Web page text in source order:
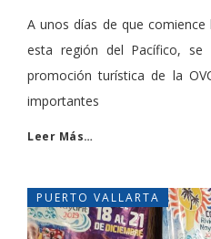
A unos días de que
esta región del Pacífico, se
promoción turística de la
importantes
Leer Más…
PUERTO VALLARTA